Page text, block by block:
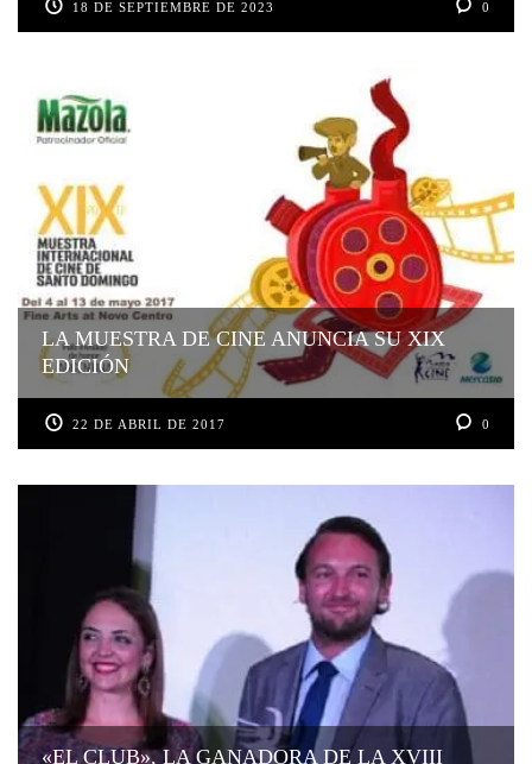
18 DE SEPTIEMBRE DE 2023 0
LA MUESTRA DE CINE ANUNCIA SU XIX
EDICIÓN
22 DE ABRIL DE 2017 0
«EL CLUB», LA GANADORA DE LA XVIII